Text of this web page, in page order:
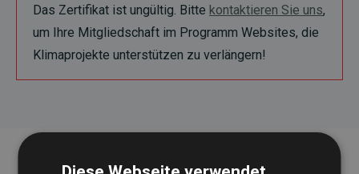
Das Zertifikat ist ungültig. Bitte kontaktieren Sie uns,
um Ihre Mitgliedschaft im Programm Websites, die
Klimaprojekte unterstützen zu verlängern!